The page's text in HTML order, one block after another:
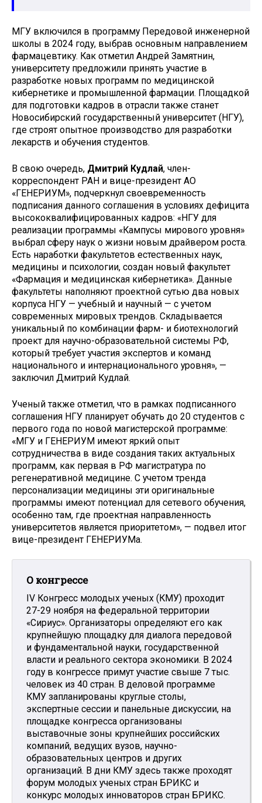
МГУ включился в программу Передовой инженерной
школы в 2024 году, выбрав основным направлением
фармацевтику. Как отметил Андрей Замятнин,
университету предложили принять участие в
разработке новых программ по медицинской
кибернетике и промышленной фармации. Площадкой
для подготовки кадров в отрасли также станет
Новосибирский государственный университет (НГУ),
где строят опытное производство для разработки
лекарств и обучения студентов.
В свою очередь, Дмитрий Кудлай, член-
корреспондент РАН и вице-президент АО
«ГЕНЕРИУМ», подчеркнул своевременность
подписания данного соглашения в условиях дефицита
высококвалифицированных кадров: «НГУ для
реализации программы «Кампусы мирового уровня»
выбрал сферу наук о жизни новым драйвером роста.
Есть наработки факультетов естественных наук,
медицины и психологии, создан новый факультет
«Фармация и медицинская кибернетика». Данные
факультеты наполняют проектной сутью два новых
корпуса НГУ — учебный и научный — с учетом
современных мировых трендов. Складывается
уникальный по комбинации фарм- и биотехнологий
проект для научно-образовательной системы РФ,
который требует участия экспертов и команд
национального и интернационального уровня», —
заключил Дмитрий Кудлай.
Ученый также отметил, что в рамках подписанного
соглашения НГУ планирует обучать до 20 студентов с
первого года по новой магистерской программе:
«МГУ и ГЕНЕРИУМ имеют яркий опыт
сотрудничества в виде создания таких актуальных
программ, как первая в РФ магистратура по
регенеративной медицине. С учетом тренда
персонализации медицины эти оригинальные
программы имеют потенциал для сетевого обучения,
особенно там, где проектная направленность
университетов является приоритетом», — подвел итог
вице-президент ГЕНЕРИУМа.
О конгрессе
IV Конгресс молодых ученых (КМУ) проходит
27-29 ноября на федеральной территории
«Сириус». Организаторы определяют его как
крупнейшую площадку для диалога передовой
и фундаментальной науки, государственной
власти и реального сектора экономики. В 2024
году в конгрессе примут участие свыше 7 тыс.
человек из 40 стран. В деловой программе
КМУ запланированы круглые столы,
экспертные сессии и панельные дискуссии, на
площадке конгресса организованы
выставочные зоны крупнейших российских
компаний, ведущих вузов, научно-
образовательных центров и других
организаций. В дни КМУ здесь также проходят
форум молодых ученых стран БРИКС и
конкурс молодых инноваторов стран БРИКС.